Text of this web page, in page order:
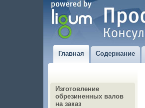
Главная Содержание
Изготовление
обрезиненных валов
на заказ